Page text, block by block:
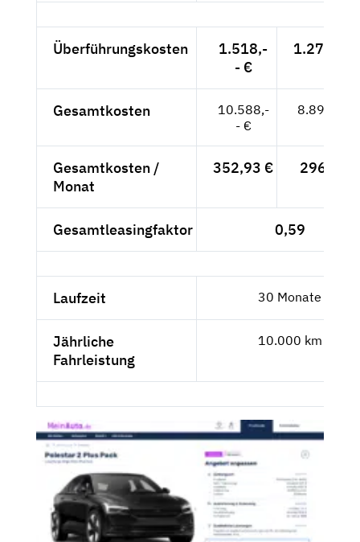
Überführungskosten
1.518,-
- €
1.275,63
Gesamtkosten
10.588,-
- €
8.897,48
Gesamtkosten /
Monat
352,93 € 296,58 €
Gesamtleasingfaktor 0,59
Laufzeit 30 Monate
Jährliche
Fahrleistung
10.000 km